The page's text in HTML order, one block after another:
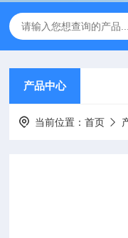
产品中心
当前位置：首页